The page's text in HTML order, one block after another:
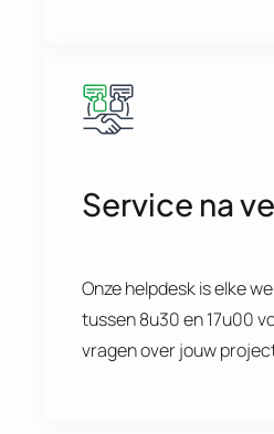
Service na
Onze helpdesk is elke
tussen 8u30 en 17u00
vragen over jouw